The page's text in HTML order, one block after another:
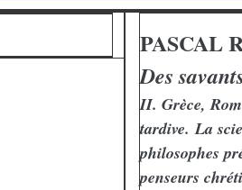
PASCAL
Des
II. Grèce,
tardive. La
philosophes
penseurs